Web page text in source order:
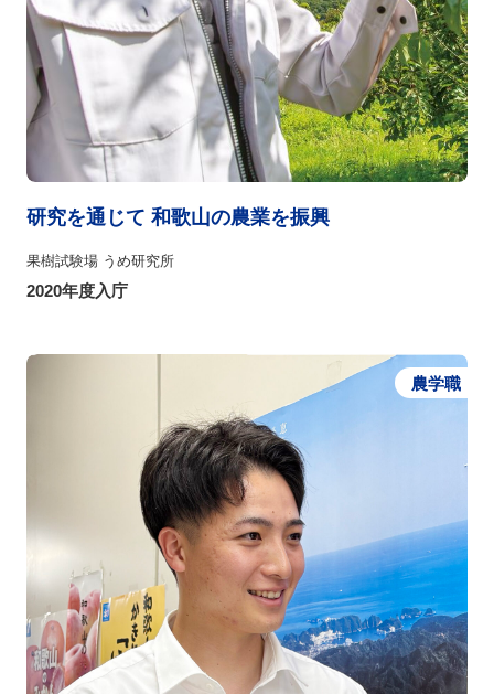
研究を通じて 和歌山の農業を振興
果樹試験場 うめ研究所
2020年度入庁
農学職